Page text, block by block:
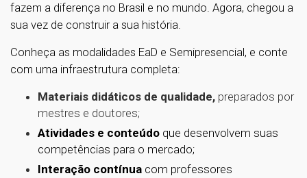
fazem a diferença no Brasil e no mundo. Agora, chegou a
sua vez de construir a sua história.
Conheça as modalidades EaD e Semipresencial, e conte
com uma infraestrutura completa:
Materiais didáticos de qualidade, preparados por
mestres e doutores;
Atividades e conteúdo que desenvolvem suas
competências para o mercado;
Interação contínua com professores